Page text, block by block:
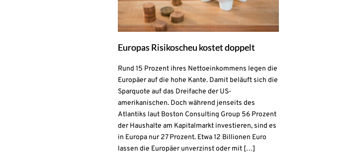
Europas Risikoscheu kostet doppelt
Rund 15 Prozent ihres Nettoeinkommens legen die
Europäer auf die hohe Kante. Damit beläuft sich die
Sparquote auf das Dreifache der US-
amerikanischen. Doch während jenseits des
Atlantiks laut Boston Consulting Group 56 Prozent
der Haushalte am Kapitalmarkt investieren, sind es
in Europa nur 27 Prozent. Etwa 12 Billionen Euro
lassen die Europäer unverzinst oder mit […]